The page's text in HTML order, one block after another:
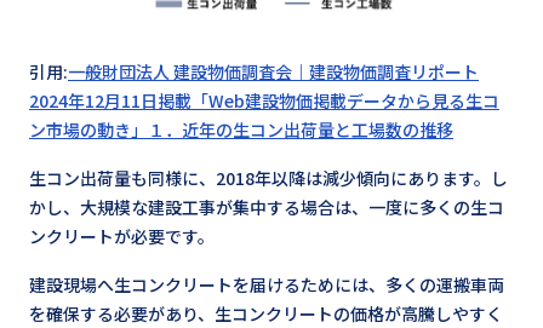
引用:一般財団法人 建設物価調査会｜建設物価調査リポート
2024年12月11日掲載「Web建設物価掲載データから見る生コ
ン市場の動き」１．近年の生コン出荷量と工場数の推移
生コン出荷量も同様に、2018年以降は減少傾向にあります。し
かし、大規模な建設工事が集中する場合は、一度に多くの生コ
ンクリートが必要です。
建設現場へ生コンクリートを届けるためには、多くの運搬車両
を確保する必要があり、生コンクリートの価格が高騰しやすく